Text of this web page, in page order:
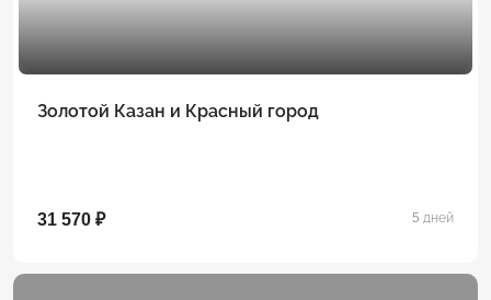
Золотой Казан и Красный город
31 570 ₽ 5 дней